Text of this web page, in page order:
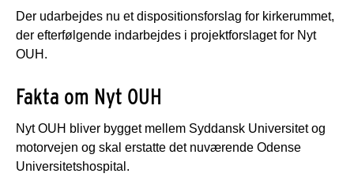
Der udarbejdes nu et dispositionsforslag for kirkerummet,
der efterfølgende indarbejdes i projektforslaget for Nyt
OUH.
Fakta om Nyt OUH
Nyt OUH bliver bygget mellem Syddansk Universitet og
motorvejen og skal erstatte det nuværende Odense
Universitetshospital.